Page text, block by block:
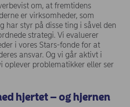
om, at fremtidens
er virksomheder, som
har styr på disse ting i såvel den
strategi. Vi evaluerer
i vores Stars-fonde for at
ansvar. Og vi går aktivt i
oplever problematikker eller ser
hjertet – og hjernen